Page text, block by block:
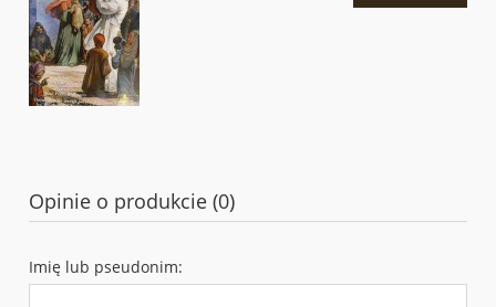
Opinie o produkcie (0)
Imię lub pseudonim: